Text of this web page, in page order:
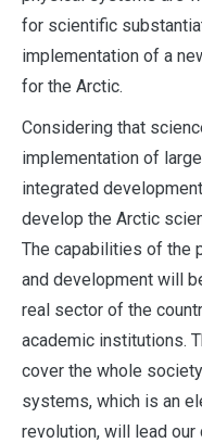
for scientific
implementation of a
for the Arctic.
Considering that
implementation of
integrated
develop the Arctic
The capabilities of the
and development will
real sector of the
academic institutions.
cover the whole
systems, which is an
revolution, will lead